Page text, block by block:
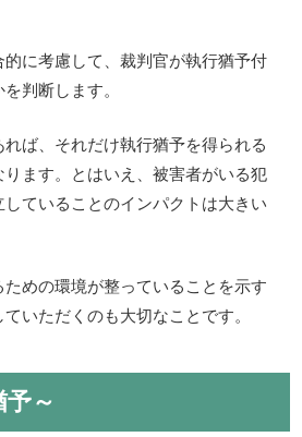
に考慮して、裁判官が執行猶予付
判断します。
ば、それだけ執行猶予を得られる
ます。とはいえ、被害者がいる犯
ていることのインパクトは大きい
めの環境が整っていることを示す
いただくのも大切なことです。
～